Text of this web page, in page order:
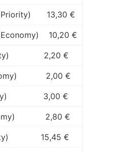
13,30 €
10,20 €
2,20 €
2,00 €
3,00 €
2,80 €
15,45 €